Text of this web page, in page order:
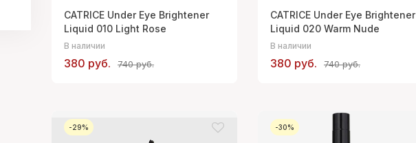
CATRICE Under Eye Brightener
Liquid 010 Light Rose
В наличии
380 руб. 740 руб.
CATRICE Under Eye Brightener
Liquid 020 Warm Nude
В наличии
380 руб. 740 руб.
-29% -30%